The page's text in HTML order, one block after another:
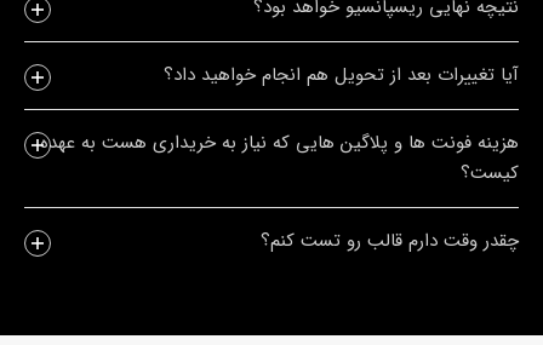
نتیچه نهایی ریسپانسیو خواهد بود؟
آیا تغییرات بعد از تحویل هم انجام خواهید داد؟
هزینه فونت ها و پلاگین هایی که نیاز به خریداری هست به عهده
کیست؟
چقدر وقت دارم قالب رو تست کنم؟